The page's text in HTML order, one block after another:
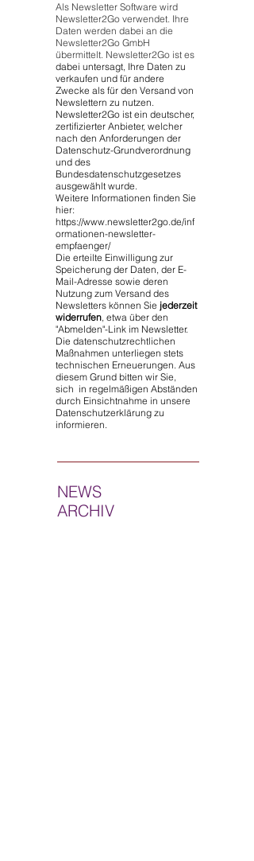
Als Newsletter Software wird
Newsletter2Go verwendet. Ihre
Daten werden dabei an die
Newsletter2Go GmbH
übermittelt. Newsletter2Go ist es
dabei untersagt, Ihre Daten zu
verkaufen und für andere
Zwecke als für den Versand von
Newslettern zu nutzen.
Newsletter2Go ist ein deutscher,
zertifizierter Anbieter, welcher
nach den Anforderungen der
Datenschutz-Grundverordnung
und des
Bundesdatenschutzgesetzes
ausgewählt wurde.
Weitere Informationen finden Sie
hier:
https://www.newsletter2go.de/inf
ormationen-newsletter-
empfaenger/
Die erteilte Einwilligung zur
Speicherung der Daten, der E-
Mail-Adresse sowie deren
Nutzung zum Versand des
Newsletters können Sie jederzeit
widerrufen, etwa über den
"Abmelden"-Link im Newsletter.
Die datenschutzrechtlichen
Maßnahmen unterliegen stets
technischen Erneuerungen. Aus
diesem Grund bitten wir Sie,
sich in regelmäßigen Abständen
durch Einsichtnahme in unsere
Datenschutzerklärung zu
informieren.
NEWS
ARCHIV